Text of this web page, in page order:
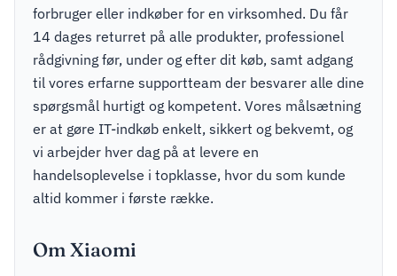
forbruger eller indkøber for en virksomhed. Du får
14 dages returret på alle produkter, professionel
rådgivning før, under og efter dit køb, samt adgang
til vores erfarne supportteam der besvarer alle dine
spørgsmål hurtigt og kompetent. Vores målsætning
er at gøre IT-indkøb enkelt, sikkert og bekvemt, og
vi arbejder hver dag på at levere en
handelsoplevelse i topklasse, hvor du som kunde
altid kommer i første række.
Om Xiaomi